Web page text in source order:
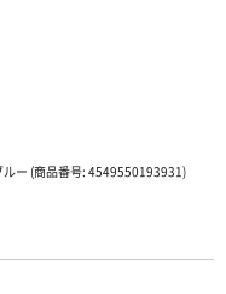
ー (商品番号: 4549550193931)